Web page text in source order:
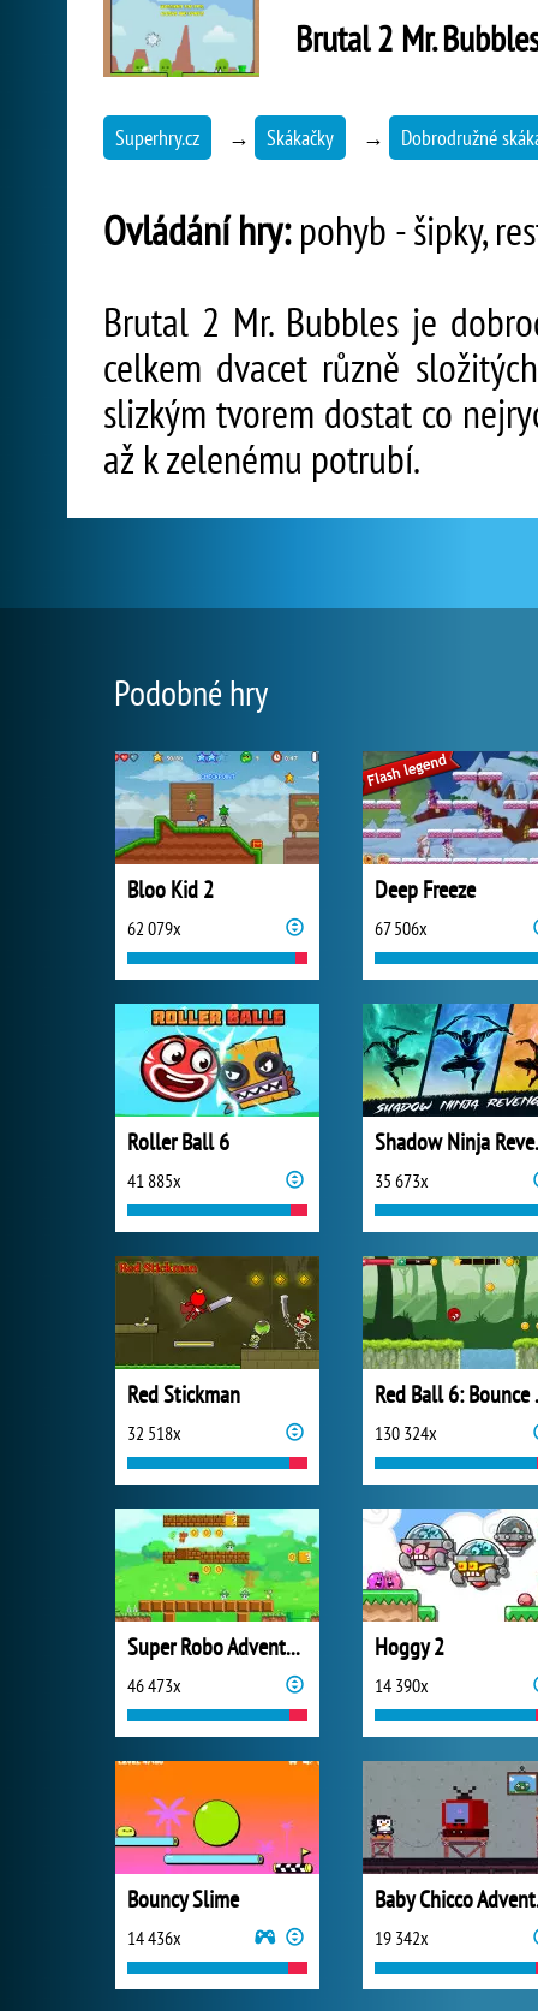
Brutal 2 Mr.
Superhry.cz → Skákačky → Dobrodružné
Ovládání hry:pohyb - šipky,
Brutal 2 Mr. Bubbles je
celkem dvacet různě
slizkým tvorem dostat co
až k zelenému potrubí.
Podobné hry
Bloo Kid 2
62 079x
Deep Freeze
67 506x
Roller Ball 6
41 885x 35 673x
Red Stickman
32 518x 130 324x
Super Robo Adventure
46 473x
Hoggy 2
14 390x
Bouncy Slime
14 436x 19 342x